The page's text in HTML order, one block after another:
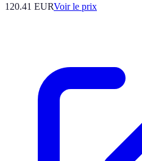
120.41 EURVoir le prix